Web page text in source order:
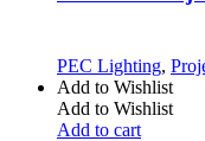
PEC Lighting,
Add to Wishlist
Add to Wishlist
Add to cart